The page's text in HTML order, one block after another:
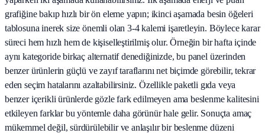
grafiğine bakıp hızlı bir ön eleme yapın; ikinci aşamada besin öğeleri
tablosuna inerek size önemli olan 3-4 kalemi işaretleyin. Böylece karar
süreci hem hızlı hem de kişiselleştirilmiş olur. Örneğin bir hafta içinde
aynı kategoride birkaç alternatif denediğinizde, bu panel üzerinden
benzer ürünlerin güçlü ve zayıf taraflarını net biçimde görebilir, tekrar
eden seçim hatalarını azaltabilirsiniz. Özellikle paketli gıda veya
benzer içerikli ürünlerde gözle fark edilmeyen ama beslenme kalitesini
etkileyen farklar bu yöntemle daha görünür hale gelir. Sonuçta amaç
mükemmel değil, sürdürülebilir ve anlaşılır bir beslenme düzeni